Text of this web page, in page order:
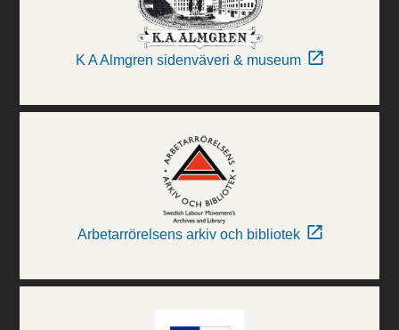
K A Almgren sidenväveri & museum
Arbetarrörelsens arkiv och bibliotek